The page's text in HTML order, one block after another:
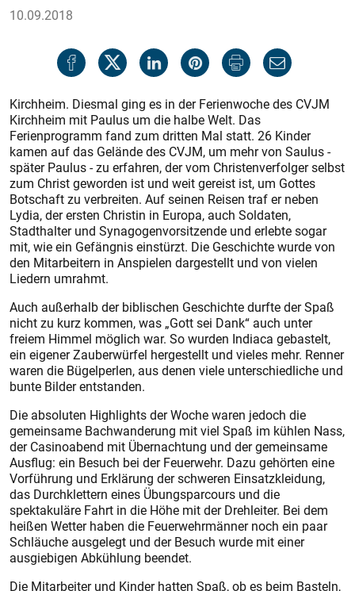
10.09.2018
Kirchheim. Diesmal ging es in der Ferienwoche des CVJM
Kirchheim mit Paulus um die halbe Welt. Das
Ferienprogramm fand zum dritten Mal statt. 26 Kinder
kamen auf das Gelände des CVJM, um mehr von Saulus -
später Paulus - zu erfahren, der vom Christenverfolger selbst
zum Christ geworden ist und weit gereist ist, um Gottes
Botschaft zu verbreiten. Auf seinen Reisen traf er neben
Lydia, der ersten Christin in Europa, auch Soldaten,
Stadthalter und Synagogenvorsitzende und erlebte sogar
mit, wie ein Gefängnis einstürzt. Die Geschichte wurde von
den Mitarbeitern in Anspielen dargestellt und von vielen
Liedern umrahmt.
Auch außerhalb der biblischen Geschichte durfte der Spaß
nicht zu kurz kommen, was „Gott sei Dank“ auch unter
freiem Himmel möglich war. So wurden Indiaca gebastelt,
ein eigener Zauberwürfel hergestellt und vieles mehr. Renner
waren die Bügelperlen, aus denen viele unterschiedliche und
bunte Bilder entstanden.
Die absoluten Highlights der Woche waren jedoch die
gemeinsame Bachwanderung mit viel Spaß im kühlen Nass,
der Casinoabend mit Übernachtung und der gemeinsame
Ausflug: ein Besuch bei der Feuerwehr. Dazu gehörten eine
Vorführung und Erklärung der schweren Einsatzkleidung,
das Durchklettern eines Übungsparcours und die
spektakuläre Fahrt in die Höhe mit der Drehleiter. Bei dem
heißen Wetter haben die Feuerwehrmänner noch ein paar
Schläuche ausgelegt und der Besuch wurde mit einer
ausgiebigen Abkühlung beendet.
Die Mitarbeiter und Kinder hatten Spaß, ob es beim Basteln,